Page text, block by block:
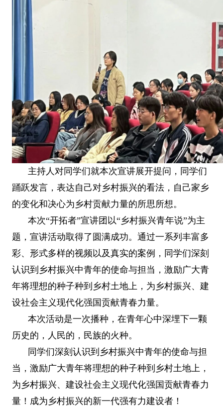
主持人对同学们就本次宣讲展开提问，同学们
踊跃发言，表达自己对乡村振兴的看法，自己家乡
的变化和决心为乡村贡献力量的所思所想。
本次“开拓者”宣讲团以“乡村振兴青年说”为主
题，宣讲活动取得了圆满成功。通过一系列丰富多
彩、形式多样的视频以及真实的案例，同学们深刻
认识到乡村振兴中青年的使命与担当，激励广大青
年将理想的种子种到乡村土地上，为乡村振兴、建
设社会主义现代化强国贡献青春力量。
本次活动是一次播种，在青年心中深埋下一颗
历史的，人民的，民族的火种。
同学们深刻认识到乡村振兴中青年的使命与担
当，激励广大青年将理想的种子种到乡村土地上，
为乡村振兴、建设社会主义现代化强国贡献青春力
量！成为乡村振兴的新一代强有力建设者！